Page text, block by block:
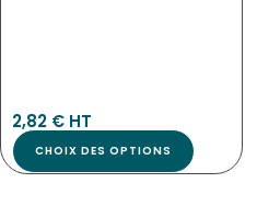
2,82 € HT
CHOIX DES OPTIONS